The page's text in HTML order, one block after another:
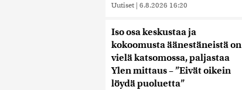
Uutiset | 6.8.2026 16:20
Iso osa keskustaa ja
kokoomusta äänestäneistä on
vielä katsomossa, paljastaa
Ylen mittaus – ”Eivät oikein
löydä puoluetta”